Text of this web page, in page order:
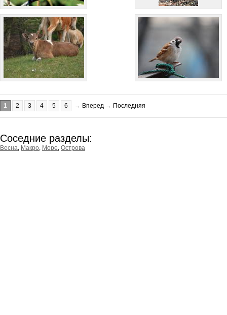
1 2 3 4 5 6 → Вперед → Последняя
Соседние разделы:
Весна, Макро, Море, Острова